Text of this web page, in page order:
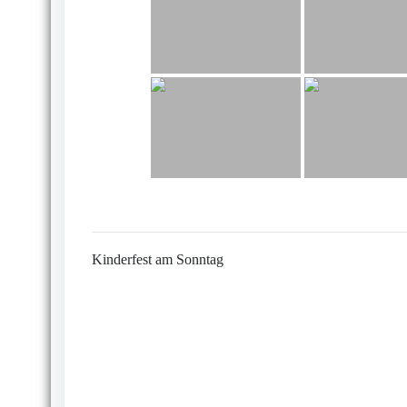
Kinderfest am Sonntag